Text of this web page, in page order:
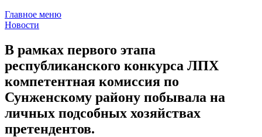
Главное меню
Новости
В рамках первого этапа
республиканского конкурса ЛПХ
компетентная комиссия по
Сунженскому району побывала на
личных подсобных хозяйствах
претендентов.